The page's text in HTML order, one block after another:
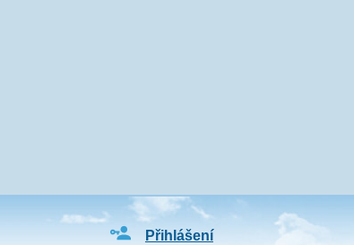
Přihlášení